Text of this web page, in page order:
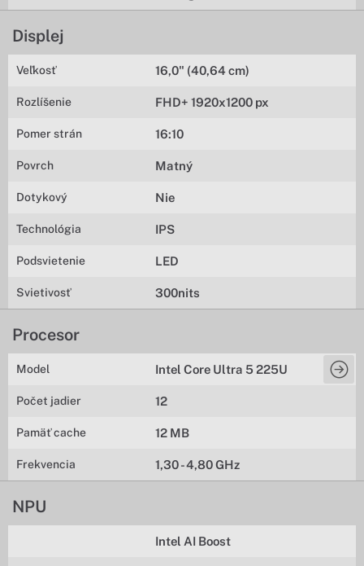
Displej
Veľkosť 16,0" (40,64 cm)
Rozlíšenie FHD+ 1920x1200 px
Pomer strán 16:10
Povrch Matný
Dotykový Nie
Technológia IPS
Podsvietenie LED
Svietivosť 300nits
Procesor
Model Intel Core Ultra 5 225U
Počet jadier 12
Pamäť cache 12 MB
Frekvencia 1,30 - 4,80 GHz
NPU
Intel AI Boost